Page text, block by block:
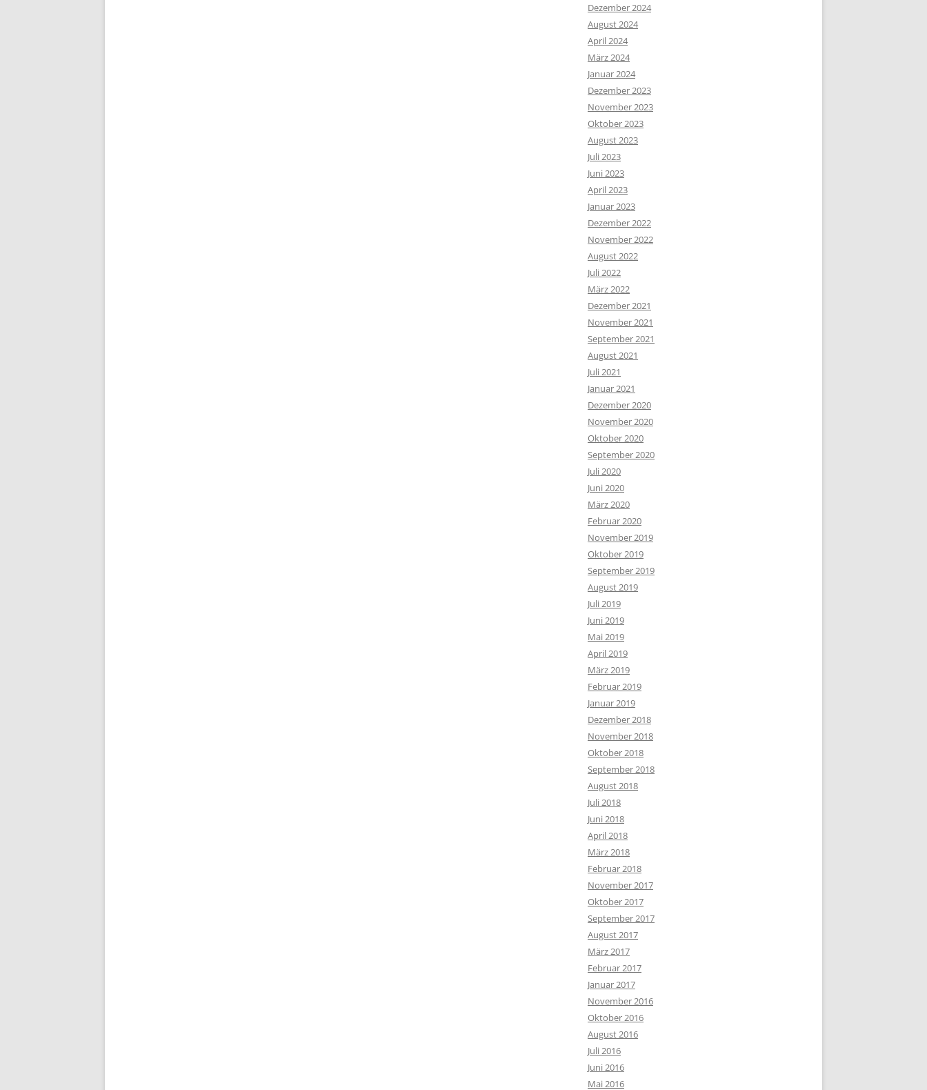
Dezember 2024
August 2024
April 2024
März 2024
Januar 2024
Dezember 2023
November 2023
Oktober 2023
August 2023
Juli 2023
Juni 2023
April 2023
Januar 2023
Dezember 2022
November 2022
August 2022
Juli 2022
März 2022
Dezember 2021
November 2021
September 2021
August 2021
Juli 2021
Januar 2021
Dezember 2020
November 2020
Oktober 2020
September 2020
Juli 2020
Juni 2020
März 2020
Februar 2020
November 2019
Oktober 2019
September 2019
August 2019
Juli 2019
Juni 2019
Mai 2019
April 2019
März 2019
Februar 2019
Januar 2019
Dezember 2018
November 2018
Oktober 2018
September 2018
August 2018
Juli 2018
Juni 2018
April 2018
März 2018
Februar 2018
November 2017
Oktober 2017
September 2017
August 2017
März 2017
Februar 2017
Januar 2017
November 2016
Oktober 2016
August 2016
Juli 2016
Juni 2016
Mai 2016